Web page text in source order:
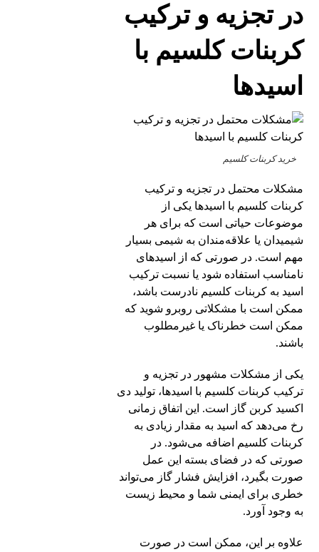
در تجزیه و ترکیب
کربنات کلسیم با
اسیدها
خرید کربنات کلسیم
مشکلات محتمل در تجزیه و ترکیب
کربنات کلسیم با اسیدها یکی از
موضوعات حیاتی است که برای هر
شیمیدان یا علاقه‌مندان به شیمی بسیار
مهم است. در صورتی که از اسیدهای
نامناسب استفاده شود یا نسبت ترکیب
اسید به کربنات کلسیم نادرست باشد،
ممکن است با مشکلاتی روبرو شوید که
ممکن است خطرناک یا غیرمطلوب
باشند.
یکی از مشکلات مشهور در تجزیه و
ترکیب کربنات کلسیم با اسیدها، تولید دی
اکسید کربن گاز است. این اتفاق زمانی
رخ می‌دهد که اسید به مقدار زیادی به
کربنات کلسیم اضافه می‌شود. در
صورتی که در فضای بسته این عمل
صورت بگیرد، افزایش فشار گاز می‌تواند
خطری برای ایمنی شما و محیط زیست
به وجود آورد.
علاوه بر این، ممکن است در صورت